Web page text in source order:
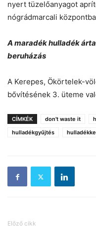
nyert tüzelőanyagot
nógrádmarcali
A maradék hulladék
beruházás
A Kerepes, Ökörtelek-
bővítésének 3. üteme
CÍMKÉK don't waste it
hulladékgyűjtés
Előző cikk